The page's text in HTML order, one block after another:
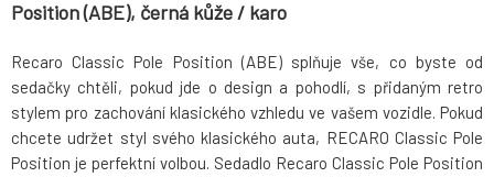
Position (ABE), černá kůže / karo
Recaro Classic Pole Position (ABE) splňuje vše, co byste od
sedačky chtěli, pokud jde o design a pohodlí, s přidaným retro
stylem pro zachování klasického vzhledu ve vašem vozidle. Pokud
chcete udržet styl svého klasického auta, RECARO Classic Pole
Position je perfektní volbou. Sedadlo Recaro Classic Pole Position